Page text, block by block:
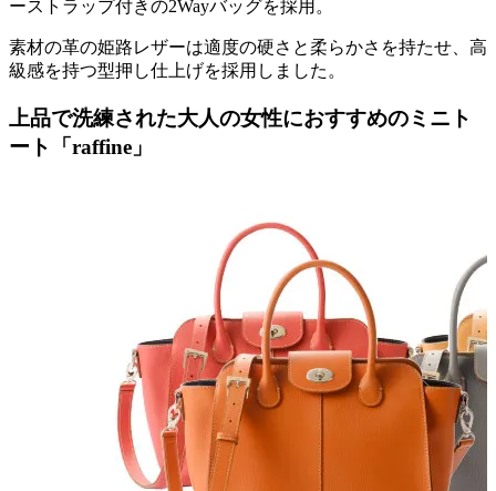
ーストラップ付きの2Wayバッグを採用。
素材の革の姫路レザーは適度の硬さと柔らかさを持たせ、高
級感を持つ型押し仕上げを採用しました。
上品で洗練された大人の女性におすすめのミニト
ート「raffine」